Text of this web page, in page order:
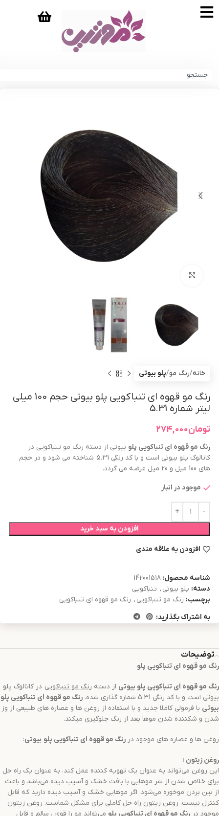
خانه رنگ مو پلو بیوتی
رنگ مو قهوه ای تنباکویی پلو بیوتی حجم 100 میلی
لیتر شماره 5.31
تومان۲۷۴,۰۰۰
رنگ مو قهوه ای تنباکویی پلو بیوتی از دسته رنگ مو تنباکویی در
کاتالوگ پلو بیوتی است و با کد رنگی 5.31 شناخته می شود و در حجم
های 100 میل و 20 میل عرضه می گردد.
موجود در انبار
افزودن به سبد خرید
افزودن به علاقه مندی
شناسه محصول: 142001518
دسته: پلو بیوتی , تنباکویی
برچسب: رنگ مو تنباکویی , رنگ مو قهوه ای تنباکویی
به اشتراک بگذارید:
توضیحات
رنگ مو قهوه ای تنباکویی پلو
رنگ مو قهوه ای تنباکویی پلو بیوتی از دسته رنگ موتنباکویی در کاتالوگ پلو
بیوتی است و با کد رنگی 5.31 شماره گذاری شده.
رنگ مو قهوه ای تنباکویی پلو
بیوتی با فرمولی کاملا جدید و با استفاده از روغن ها و عصاره های طبیعی از وز
شدن و شکننده شدن موها بعد از رنگ جلوگیری میکند.
روغن ها و عصاره های موجود در رنگ مو قهوه ای تنباکویی پلو بیوتی:
روغن زیتون :
این روغن می‌تواند به عنوان یک تهویه کننده عمل کند، به عنوان یک راه حل
برای خلاص شدن از شر موهایی با بافت خشک و آسیب دیده می‌باشد و باعث
از بین بردن موخوره می‌شود. اگر موهایی خشک و آسیب دیده دارید که قابل
کنترل نیست، روغن زیتون راه حل کاملی برای مشکل شماست. روغن زیتون
موجود در رنگ مو قهوه ای تنباکویی پلو می‌تواند مو را قوی ، سالم و قابل